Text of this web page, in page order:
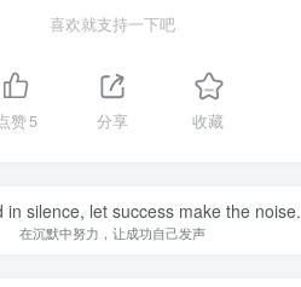
喜欢就支持一下吧
赞5 分享 收藏
in silence, let success make the noise.
在沉默中努力，让成功自己发声